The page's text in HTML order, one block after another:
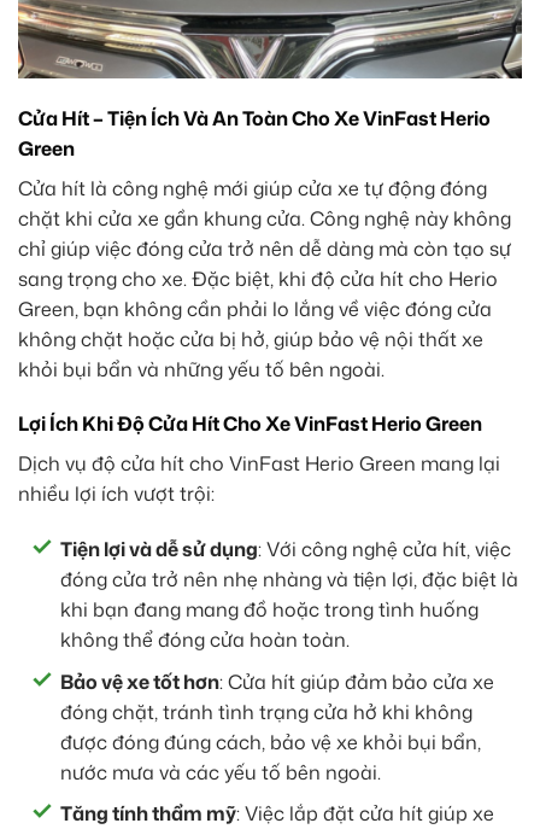
Cửa Hít – Tiện Ích Và An Toàn Cho Xe VinFast Herio
Green
Cửa hít là công nghệ mới giúp cửa xe tự động đóng
chặt khi cửa xe gần khung cửa. Công nghệ này không
chỉ giúp việc đóng cửa trở nên dễ dàng mà còn tạo sự
sang trọng cho xe. Đặc biệt, khi độ cửa hít cho Herio
Green, bạn không cần phải lo lắng về việc đóng cửa
không chặt hoặc cửa bị hở, giúp bảo vệ nội thất xe
khỏi bụi bẩn và những yếu tố bên ngoài.
Lợi Ích Khi Độ Cửa Hít Cho Xe VinFast Herio Green
Dịch vụ độ cửa hít cho VinFast Herio Green mang lại
nhiều lợi ích vượt trội:
Tiện lợi và dễ sử dụng: Với công nghệ cửa hít, việc
đóng cửa trở nên nhẹ nhàng và tiện lợi, đặc biệt là
khi bạn đang mang đồ hoặc trong tình huống
không thể đóng cửa hoàn toàn.
Bảo vệ xe tốt hơn: Cửa hít giúp đảm bảo cửa xe
đóng chặt, tránh tình trạng cửa hở khi không
được đóng đúng cách, bảo vệ xe khỏi bụi bẩn,
nước mưa và các yếu tố bên ngoài.
Tăng tính thẩm mỹ: Việc lắp đặt cửa hít giúp xe